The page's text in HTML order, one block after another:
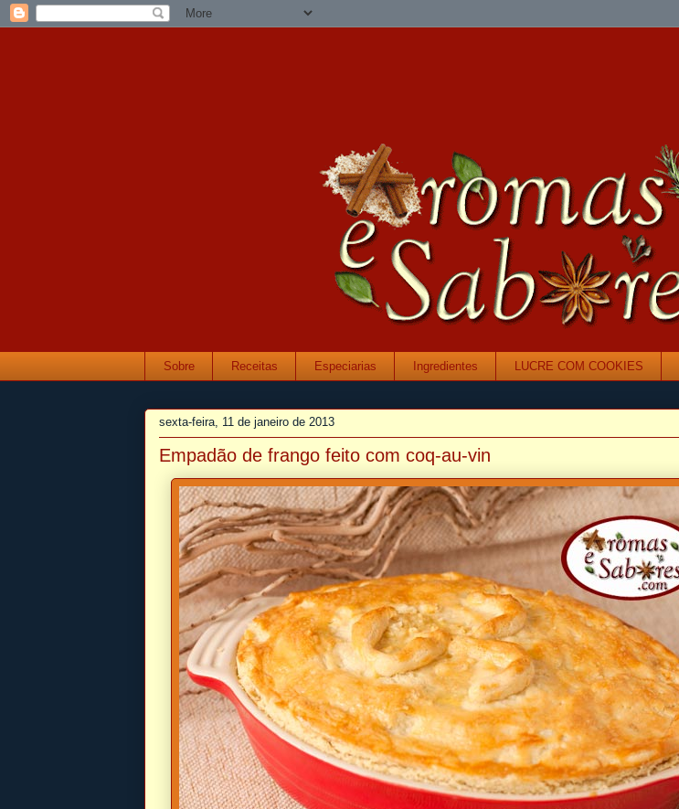
Sobre Receitas Especiarias Ingredientes LUCRE COM COOKIES
sexta-feira, 11 de janeiro de 2013
Empadão de frango feito com coq-au-vin